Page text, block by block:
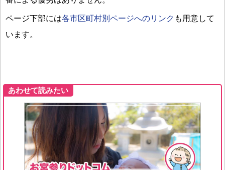
ページ下部には各市区町村別ページへのリンク も用意して
います。
あわせて読みたい